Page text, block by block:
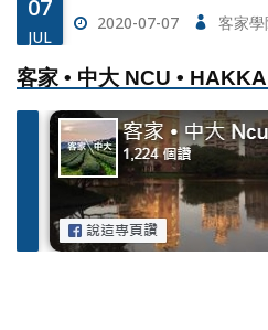
07
JUL
2020-07-07 客家
10
《客家研究》第十五卷第一期
2022-06 客家研究
10
OCT
《客家研究》第十四卷第二期
2021-12 客家研究
客家 • 中大 NCU • HAKKA